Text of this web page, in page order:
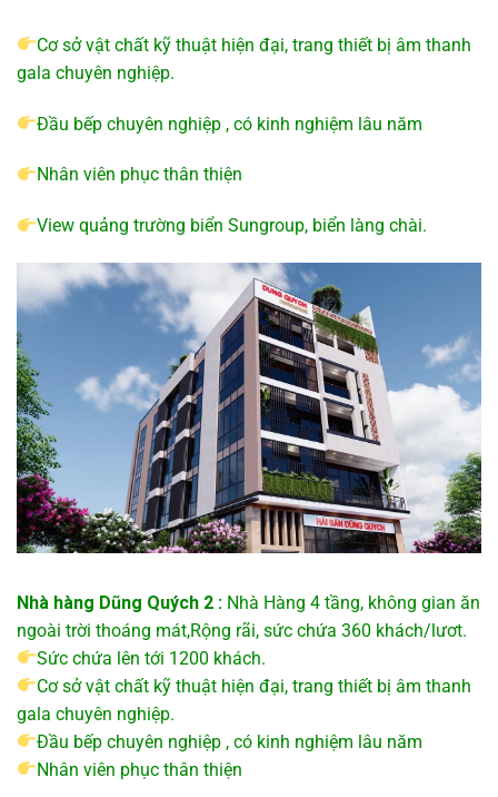
Cơ sở vật chất kỹ thuật hiện đại, trang thiết bị âm thanh
gala chuyên nghiệp.
Đầu bếp chuyên nghiệp , có kinh nghiệm lâu năm
Nhân viên phục thân thiện
View quảng trường biển Sungroup, biển làng chài.
Nhà hàng Dũng Quých 2 : Nhà Hàng 4 tầng, không gian ăn
ngoài trời thoáng mát,Rộng rãi, sức chứa 360 khách/lươt.
Sức chứa lên tới 1200 khách.
Cơ sở vật chất kỹ thuật hiện đại, trang thiết bị âm thanh
gala chuyên nghiệp.
Đầu bếp chuyên nghiệp , có kinh nghiệm lâu năm
Nhân viên phục thân thiện